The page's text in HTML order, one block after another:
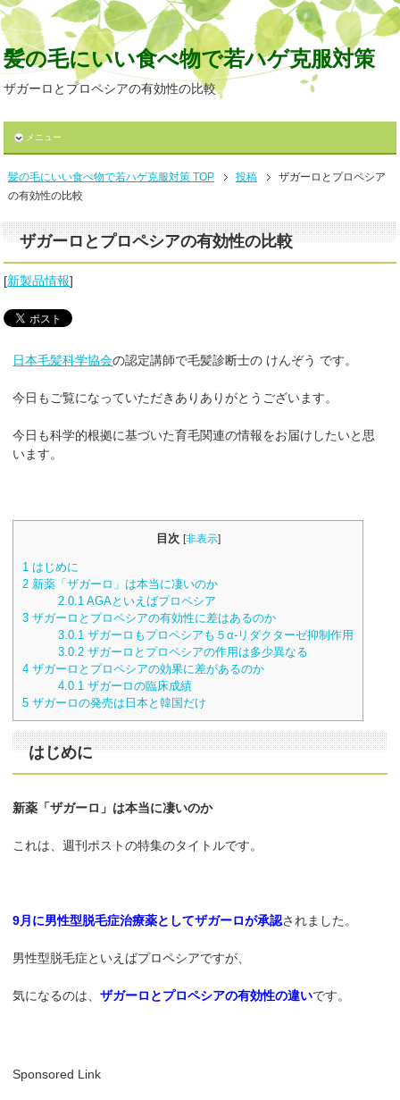
髪の毛にいい食べ物で若ハゲ克服対策
ザガーロとプロペシアの有効性の比較
メニュー
髪の毛にいい食べ物で若ハゲ克服対策 TOP 投稿
ザガーロとプロペシア
の有効性の比較
ザガーロとプロペシアの有効性の比較
[新製品情報]
日本毛髪科学協会の認定講師で毛髪診断士の けんぞう です。
今日もご覧になっていただきありありがとうございます。
今日も科学的根拠に基づいた育毛関連の情報をお届けしたいと思
います。
目次 [非表示]
1 はじめに
2 新薬「ザガーロ」は本当に凄いのか
2.0.1 AGAといえばプロペシア
3 ザガーロとプロペシアの有効性に差はあるのか
3.0.1 ザガーロもプロペシアも５α-リダクターゼ抑制作用
3.0.2 ザガーロとプロペシアの作用は多少異なる
4 ザガーロとプロペシアの効果に差があるのか
4.0.1 ザガーロの臨床成績
5 ザガーロの発売は日本と韓国だけ
はじめに
新薬「ザガーロ」は本当に凄いのか
これは、週刊ポストの特集のタイトルです。
9月に男性型脱毛症治療薬としてザガーロが承認されました。
男性型脱毛症といえばプロペシアですが、
気になるのは、ザガーロとプロペシアの有効性の違いです。
Sponsored Link